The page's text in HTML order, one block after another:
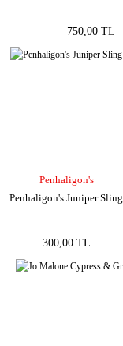
750,00 TL
Penhaligon's
Penhaligon's Juniper Sling
300,00 TL